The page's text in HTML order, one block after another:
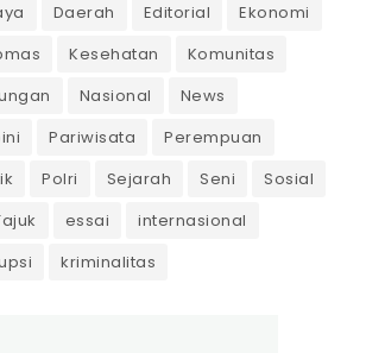
Daerah Editorial
Ekonomi
Kesehatan
Komunitas
Nasional
News
Pariwisata
Perempuan
Polri Sejarah Seni
Sosial
essai
internasional
kriminalitas